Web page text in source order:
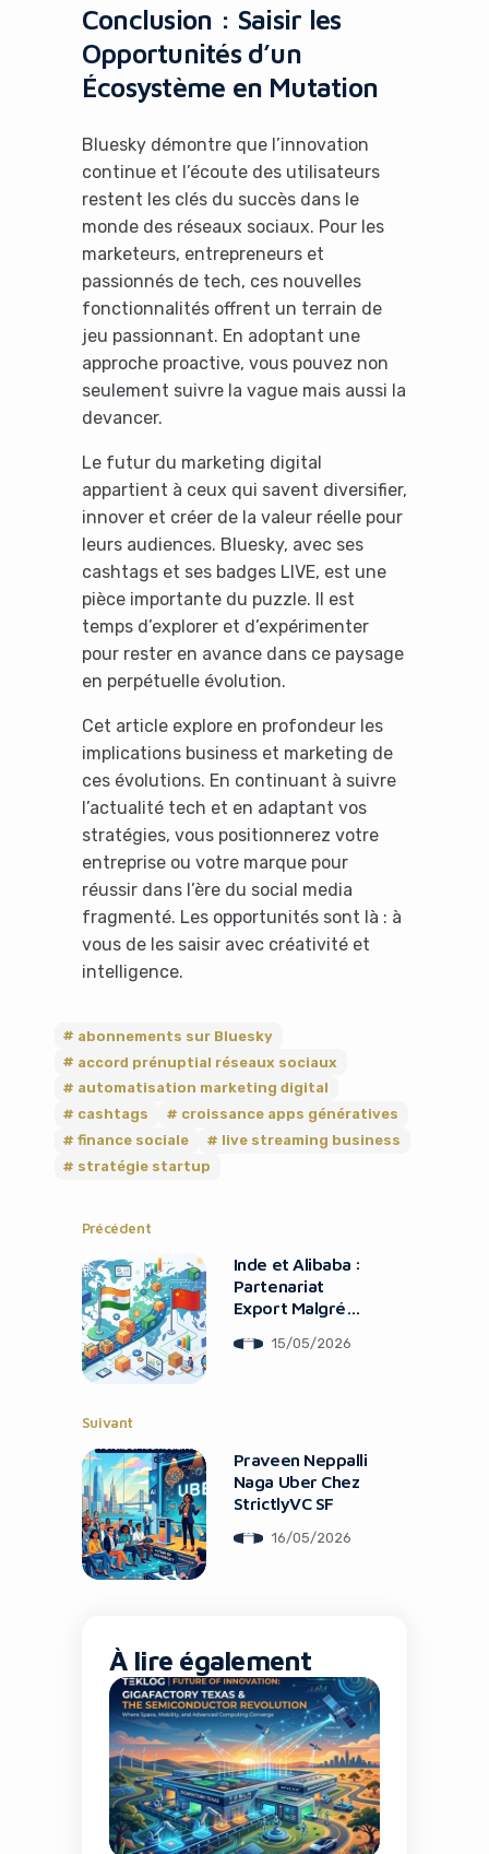
Conclusion : Saisir les
Opportunités d’un
Écosystème en Mutation
Bluesky démontre que l’innovation
continue et l’écoute des utilisateurs
restent les clés du succès dans le
monde des réseaux sociaux. Pour les
marketeurs, entrepreneurs et
passionnés de tech, ces nouvelles
fonctionnalités offrent un terrain de
jeu passionnant. En adoptant une
approche proactive, vous pouvez non
seulement suivre la vague mais aussi la
devancer.
Le futur du marketing digital
appartient à ceux qui savent diversifier,
innover et créer de la valeur réelle pour
leurs audiences. Bluesky, avec ses
cashtags et ses badges LIVE, est une
pièce importante du puzzle. Il est
temps d’explorer et d’expérimenter
pour rester en avance dans ce paysage
en perpétuelle évolution.
Cet article explore en profondeur les
implications business et marketing de
ces évolutions. En continuant à suivre
l’actualité tech et en adaptant vos
stratégies, vous positionnerez votre
entreprise ou votre marque pour
réussir dans l’ère du social media
fragmenté. Les opportunités sont là : à
vous de les saisir avec créativité et
intelligence.
abonnements sur Bluesky
accord prénuptial réseaux sociaux
automatisation marketing digital
cashtags
croissance apps génératives
finance sociale
live streaming business
stratégie startup
Précédent
Inde et Alibaba :
Partenariat
Export Malgré
15/05/2026
Suivant
Praveen Neppalli
Naga Uber Chez
StrictlyVC SF
16/05/2026
À lire également